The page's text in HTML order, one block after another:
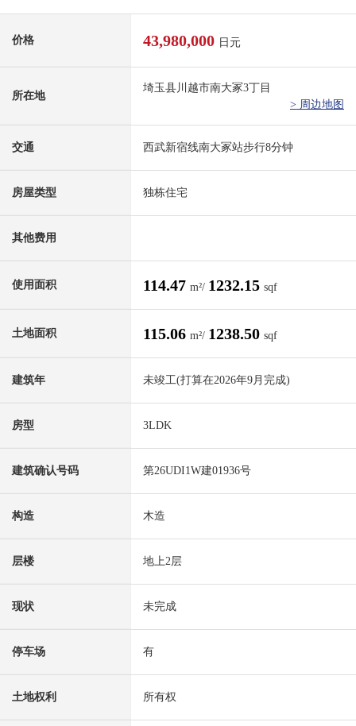
价格 43,980,000 日元
所在地
埼玉县川越市南大冢3丁目
> 周边地图
交通 西武新宿线南大冢站步行8分钟
房屋类型 独栋住宅
其他费用
使用面积 114.47 m²/ 1232.15 sqf
土地面积 115.06 m²/ 1238.50 sqf
建筑年 未竣工(打算在2026年9月完成)
房型 3LDK
建筑确认号码 第26UDI1W建01936号
构造 木造
层楼 地上2层
现状 未完成
停车场 有
土地权利 所有权